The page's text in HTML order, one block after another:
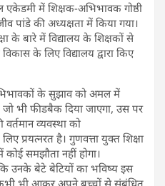
एकेडमी में शिक्षक-अभिभावक गोष्ठी
पांडे की अध्यक्षता में किया गया।
के बारे में विद्यालय के शिक्षकों से
के लिए विद्यालय द्वारा किए
के सुझाव को अमल में
जो भी फीडबैक दिया जाएगा, उस पर
वर्तमान व्यवस्था को
प्रयत्नरत है। गुणवत्ता युक्त शिक्षा
समझौता नहीं होगा।
उनके बेटे बेटियों का भविष्य इस